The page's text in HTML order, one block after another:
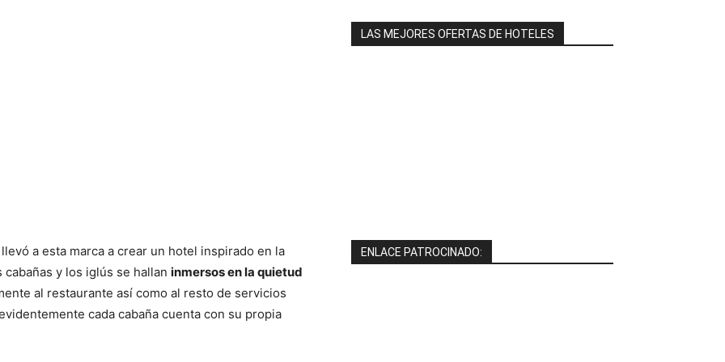
a esta marca a crear un hotel inspirado en la
y los iglús se hallan inmersos en la quietud
al restaurante así como al resto de servicios
cada cabaña cuenta con su propia
LAS MEJORES OFERTAS DE HOTELES
ENLACE PATROCINADO: